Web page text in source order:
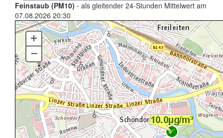
Feinstaub (PM10) - als gleitender 24-Stunden Mittelwert am
07.08.2026 20:30
+
–